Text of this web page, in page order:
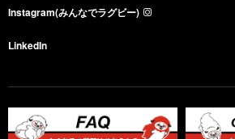
Instagram(みんなでラグビー)
LinkedIn